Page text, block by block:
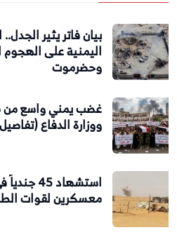
بيان فاتر يثير
اليمنية على
وحضرموت
غضب يمني واسع من
ووزارة الدفاع
معسكرين لقوات